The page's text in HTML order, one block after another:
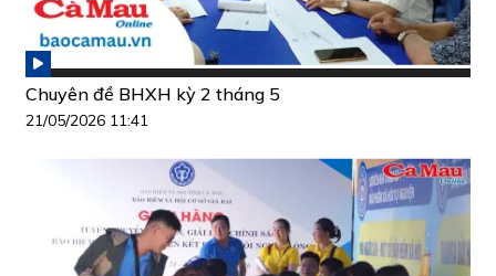
Chuyên đề BHXH kỳ 2 tháng 5
21/05/2026 11:41